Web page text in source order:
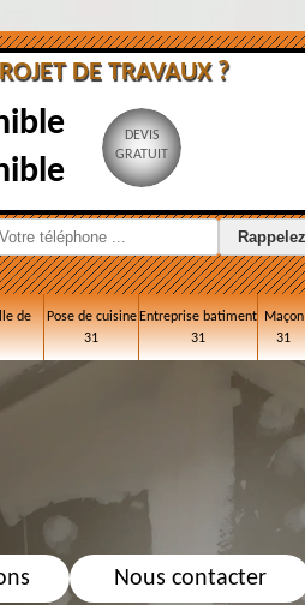
DE TRAVAUX ?
DEVIS
GRATUIT
de
Pose de cuisine
31
Entreprise batiment
31
Maçon
31
Nous contacter